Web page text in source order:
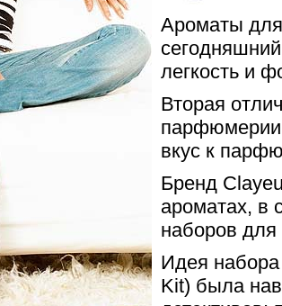
Ароматы
легкость и
Вторая
парфюмерии
вкус к
Бренд
ароматах, в
наборов
Идея
Kit) была